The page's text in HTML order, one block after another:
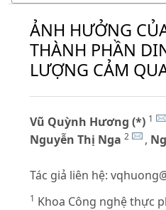
ẢNH HƯỞNG
THÀNH PHẦN
LƯỢNG CẢM
Vũ Quỳnh Hương (*) 1
Nguyễn Thị Nga 2 ,
Tác giả liên hệ:
1 Khoa Công nghệ thực